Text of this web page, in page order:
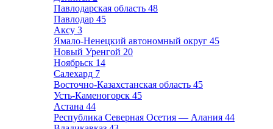
Павлодарская область 48
Павлодар 45
Аксу 3
Ямало-Ненецкий автономный округ 45
Новый Уренгой 20
Ноябрьск 14
Салехард 7
Восточно-Казахстанская область 45
Усть-Каменогорск 45
Астана 44
Республика Северная Осетия — Алания 44